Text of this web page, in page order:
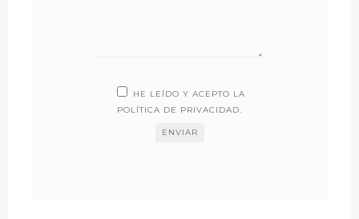
HE LEÍDO Y ACEPTO LA
POLÍTICA DE PRIVACIDAD.